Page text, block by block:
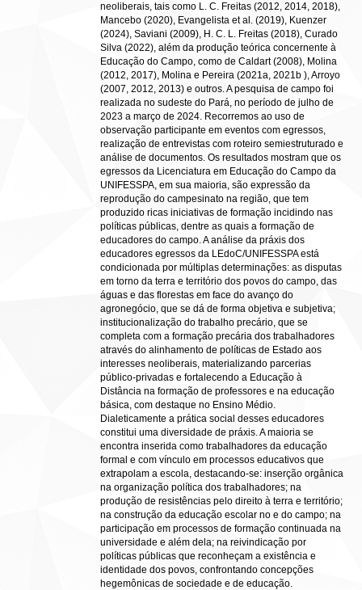
neoliberais, tais como L. C. Freitas (2012, 2014, 2018),
Mancebo (2020), Evangelista et al. (2019), Kuenzer
(2024), Saviani (2009), H. C. L. Freitas (2018), Curado
Silva (2022), além da produção teórica concernente à
Educação do Campo, como de Caldart (2008), Molina
(2012, 2017), Molina e Pereira (2021a, 2021b ), Arroyo
(2007, 2012, 2013) e outros. A pesquisa de campo foi
realizada no sudeste do Pará, no período de julho de
2023 a março de 2024. Recorremos ao uso de
observação participante em eventos com egressos,
realização de entrevistas com roteiro semiestruturado e
análise de documentos. Os resultados mostram que os
egressos da Licenciatura em Educação do Campo da
UNIFESSPA, em sua maioria, são expressão da
reprodução do campesinato na região, que tem
produzido ricas iniciativas de formação incidindo nas
políticas públicas, dentre as quais a formação de
educadores do campo. A análise da práxis dos
educadores egressos da LEdoC/UNIFESSPA está
condicionada por múltiplas determinações: as disputas
em torno da terra e território dos povos do campo, das
águas e das florestas em face do avanço do
agronegócio, que se dá de forma objetiva e subjetiva;
institucionalização do trabalho precário, que se
completa com a formação precária dos trabalhadores
através do alinhamento de políticas de Estado aos
interesses neoliberais, materializando parcerias
público-privadas e fortalecendo a Educação à
Distância na formação de professores e na educação
básica, com destaque no Ensino Médio.
Dialeticamente a prática social desses educadores
constitui uma diversidade de práxis. A maioria se
encontra inserida como trabalhadores da educação
formal e com vínculo em processos educativos que
extrapolam a escola, destacando-se: inserção orgânica
na organização política dos trabalhadores; na
produção de resistências pelo direito à terra e território;
na construção da educação escolar no e do campo; na
participação em processos de formação continuada na
universidade e além dela; na reivindicação por
políticas públicas que reconheçam a existência e
identidade dos povos, confrontando concepções
hegemônicas de sociedade e de educação.